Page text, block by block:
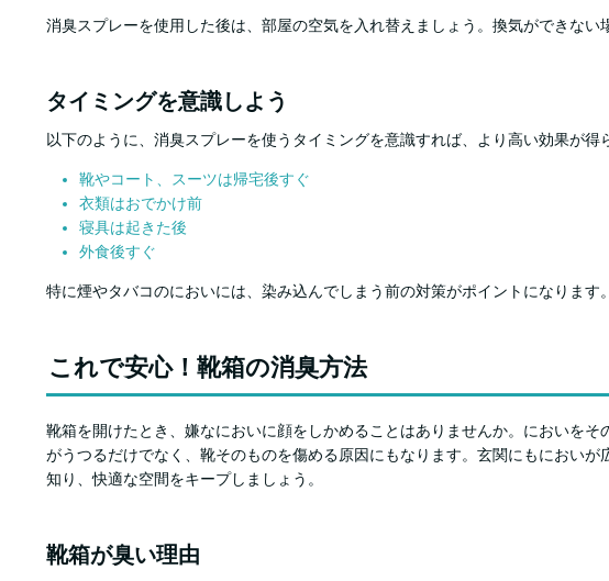
消臭スプレーを使用した後は、部屋の空気を入れ替えましょう。換気ができな
タイミングを意識しよう
以下のように、消臭スプレーを使うタイミングを意識すれば、より高い効果が得
靴やコート、スーツは帰宅後すぐ
衣類はおでかけ前
寝具は起きた後
外食後すぐ
特に煙やタバコのにおいには、染み込んでしまう前の対策がポイントになりま
これで安心！靴箱の消臭方法
靴箱を開けたとき、嫌なにおいに顔をしかめることはありませんか。においを
がうつるだけでなく、靴そのものを傷める原因にもなります。玄関にもにおいが
知り、快適な空間をキープしましょう。
靴箱が臭い理由